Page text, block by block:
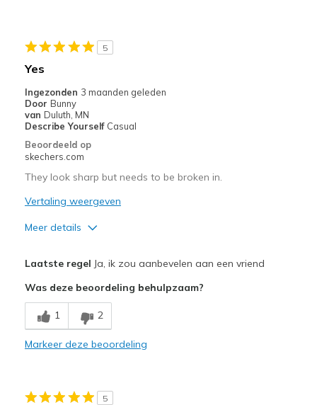
5
Yes
Ingezonden 3 maanden geleden
Door Bunny
van Duluth, MN
Describe Yourself Casual
Beoordeeld op
skechers.com
They look sharp but needs to be broken in.
Vertaling weergeven
Meer details
Durable
Stylish
Laatste regel Ja, ik zou aanbevelen aan een vriend
Was deze beoordeling behulpzaam?
1 2
Markeer deze beoordeling
5